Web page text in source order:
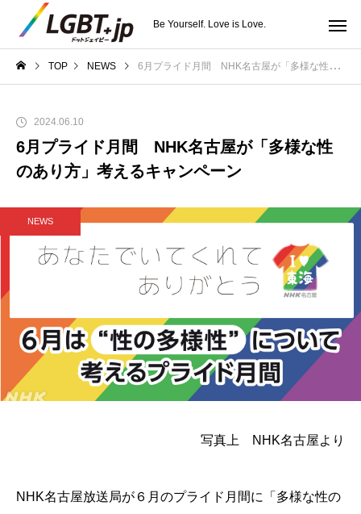
Be Yourself. Love is Love.
TOP NEWS 6月プライド月間 NHK名古屋が「多様な性のあり方」考えるキャンペーン
2024.06.10
6月プライド月間 NHK名古屋が「多様な性
のあり方」考えるキャンペーン
NEWS
写真上 NHK名古屋より
NHK名古屋放送局が６月のプライド月間に「多様な性の